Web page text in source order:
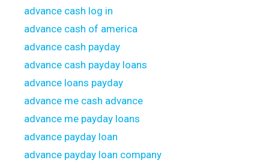
advance cash log in
advance cash of america
advance cash payday
advance cash payday loans
advance loans payday
advance me cash advance
advance me payday loans
advance payday loan
advance payday loan company